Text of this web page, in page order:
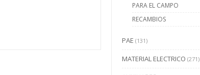
PARA EL CAMPO
RECAMBIOS
PAE (131)
MATERIAL ELECTRICO (271)